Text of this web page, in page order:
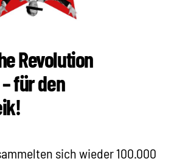
Revolution
für den
sich wieder 100.000